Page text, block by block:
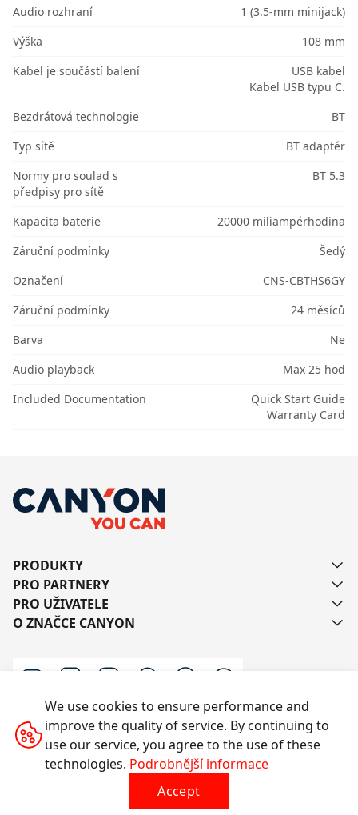
Audio rozhraní
1 (3.5-mm minijack)
Výška
108 mm
Kabel je součástí balení
USB kabel
Kabel USB typu C.
Bezdrátová technologie
BT
Typ sítě
BT adaptér
Normy pro soulad s
předpisy pro sítě
BT 5.3
Kapacita baterie
20000 miliampérhodina
Záruční podmínky
Šedý
Označení
CNS-CBTHS6GY
Záruční podmínky
24 měsíců
Barva
Ne
Audio playback
Max 25 hod
Included Documentation
Quick Start Guide
Warranty Card
PRODUKTY
PRO PARTNERY
PRO UŽIVATELE
O ZNAČCE CANYON
Kontaktujte nás
Všechna práva vyhrazena © 2014-2026 CANYON
We use cookies to ensure performance and
improve the quality of service. By continuing to
use our service, you agree to the use of these
technologies. Podrobnější informace
Accept